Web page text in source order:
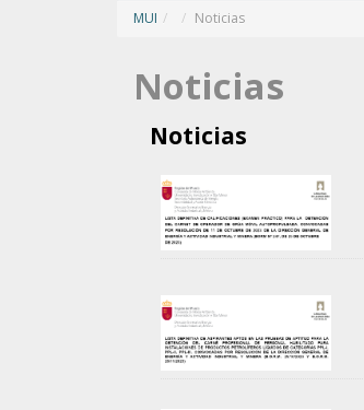
MUI / Noticias
Noticias
Noticias